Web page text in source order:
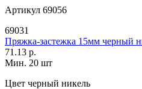
Артикул 69056
69031
Пряжка-застежка 15мм черный
71.13 р.
Мин. 20 шт
Цвет черный никель